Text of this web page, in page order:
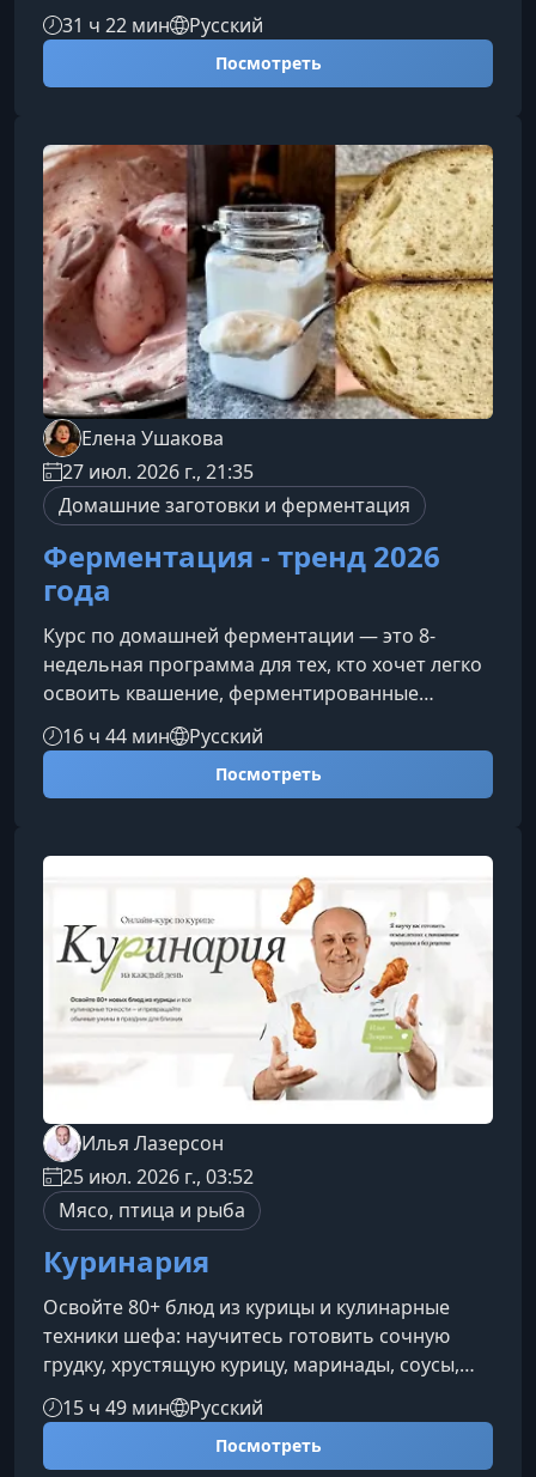
разные поколения мыслят по-разному? Откуда
появляются глобальные тренды? Почему одни
идеи становятся массовыми, а другие
поможет увидеть закономерности, которые
скрываются за искусством, традициями,
историей и современной повесткой. Вы
научитесь понимать причины
31 ч 22 мин Русский
Посмотреть
Елена Ушакова
27 июл. 2026 г., 21:35
Домашние заготовки и ферментация
Ферментация - тренд 2026
года
Курс по домашней ферментации — это 8-
недельная программа для тех, кто хочет легко
освоить квашение, ферментированные
продукты, полезные напитки, молочную
ферментацию, хлеб на закваске и
ферментированный чай. Вы научитесь
многочасового стояния на кухне.Почему
ферментация — один из главных трендов
питания 2026 годаФерментированные
продукты, клетчатка, здоровье кишечника
16 ч 44 мин Русский
Посмотреть
Илья Лазерсон
25 июл. 2026 г., 03:52
Мясо, птица и рыба
Куринария
Освойте 80+ блюд из курицы и кулинарные
техники шефа: научитесь готовить сочную
грудку, хрустящую курицу, маринады, соусы,
бульоны и заготовки впрок. Курс поможет
превратить привычные домашние ужины в
разнообразное, вкусное и продуманное меню
15 ч 49 мин Русский
Посмотреть